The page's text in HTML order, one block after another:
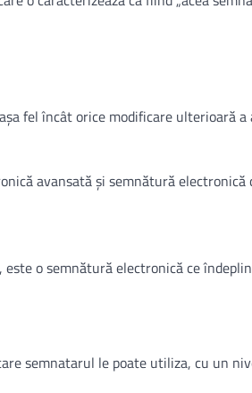
fel încât orice modificare ulterioară a
avansată și semnătură electronică
o semnătură electronică ce
semnatarul le poate utiliza, cu un